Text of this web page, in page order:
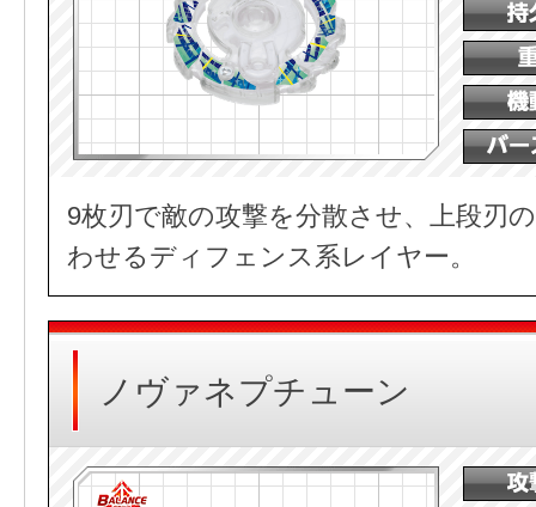
9枚刃で敵の攻撃を分散させ、上段刃
わせるディフェンス系レイヤー。
ノヴァネプチューン